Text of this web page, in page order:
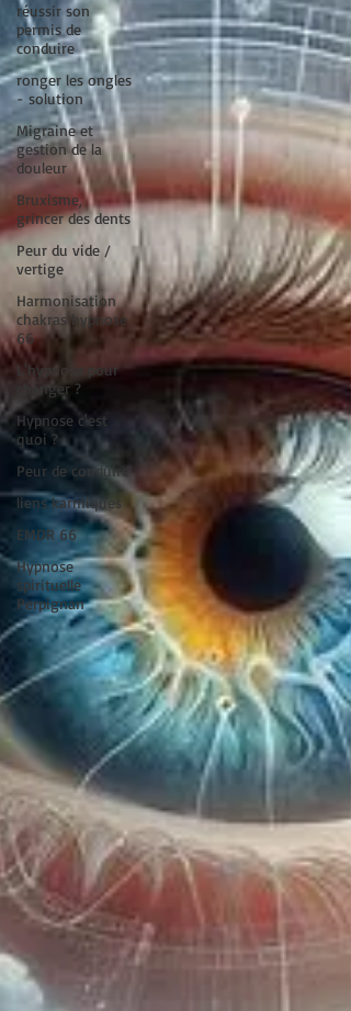
réussir son
permis de
conduire
ronger les ongles
- solution
Migraine et
gestion de la
douleur
Bruxisme,
grincer des dents
Peur du vide /
vertige
Harmonisation
chakras hypnose
66
L'hypnose pour
changer ?
Hypnose c'est
quoi ?
Peur de conduire
liens karmiques
EMDR 66
Hypnose
spirituelle
Perpignan